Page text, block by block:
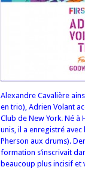
Alexandre Cavalière
en trio), Adrien Volant
Club de New York. Né à
unis, il a enregistré avec
Pherson aux drums).
formation s’inscrivait
beaucoup plus incisif et